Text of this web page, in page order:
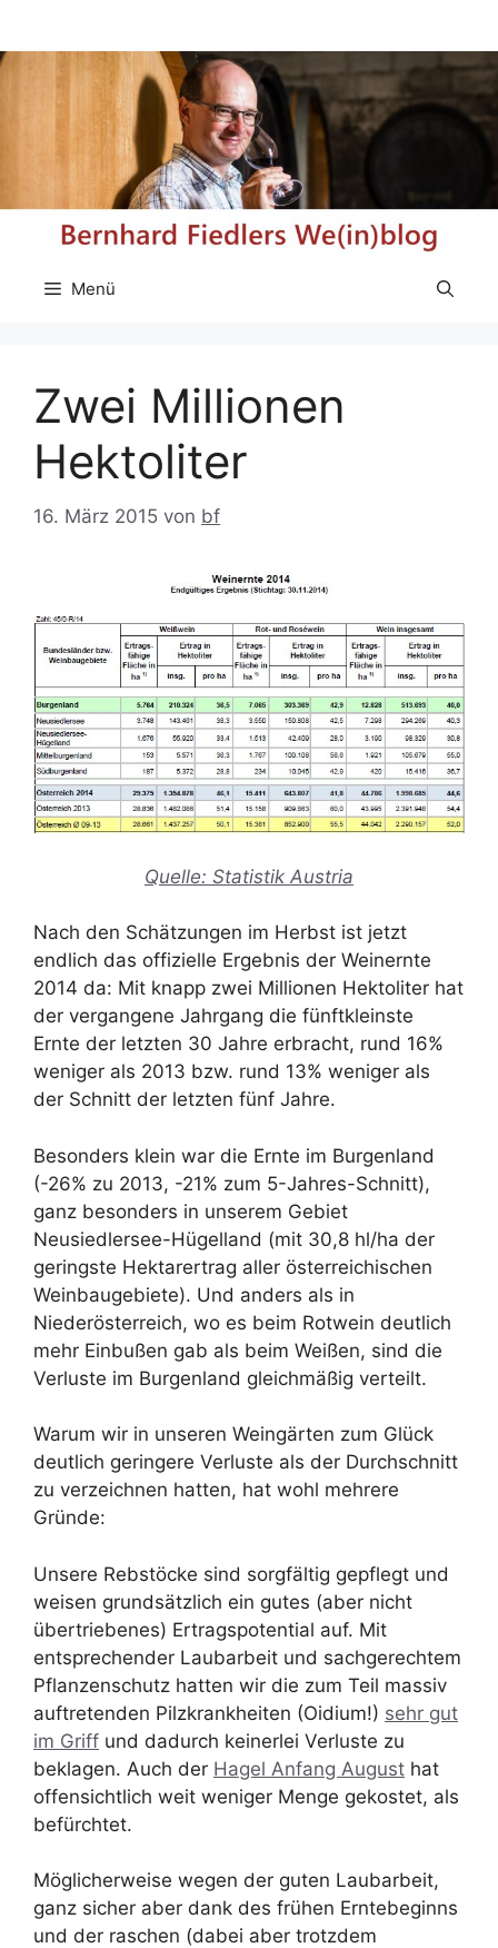
springen
Menü
Zwei Millionen
Hektoliter
16. März 2015 von bf
Quelle: Statistik Austria
Nach den Schätzungen im Herbst ist jetzt
endlich das offizielle Ergebnis der Weinernte
2014 da: Mit knapp zwei Millionen Hektoliter hat
der vergangene Jahrgang die fünftkleinste
Ernte der letzten 30 Jahre erbracht, rund 16%
weniger als 2013 bzw. rund 13% weniger als
der Schnitt der letzten fünf Jahre.
Besonders klein war die Ernte im Burgenland
(-26% zu 2013, -21% zum 5-Jahres-Schnitt),
ganz besonders in unserem Gebiet
Neusiedlersee-Hügelland (mit 30,8 hl/ha der
geringste Hektarertrag aller österreichischen
Weinbaugebiete). Und anders als in
Niederösterreich, wo es beim Rotwein deutlich
mehr Einbußen gab als beim Weißen, sind die
Verluste im Burgenland gleichmäßig verteilt.
Warum wir in unseren Weingärten zum Glück
deutlich geringere Verluste als der Durchschnitt
zu verzeichnen hatten, hat wohl mehrere
Gründe:
Unsere Rebstöcke sind sorgfältig gepflegt und
weisen grundsätzlich ein gutes (aber nicht
übertriebenes) Ertragspotential auf. Mit
entsprechender Laubarbeit und sachgerechtem
Pflanzenschutz hatten wir die zum Teil massiv
auftretenden Pilzkrankheiten (Oidium!) sehr gut
im Griff und dadurch keinerlei Verluste zu
beklagen. Auch der Hagel Anfang August hat
offensichtlich weit weniger Menge gekostet, als
befürchtet.
Möglicherweise wegen der guten Laubarbeit,
ganz sicher aber dank des frühen Erntebeginns
und der raschen (dabei aber trotzdem